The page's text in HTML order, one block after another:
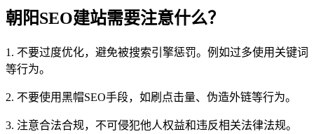
朝阳SEO建站需要注意什么？
1. 不要过度优化，避免被搜索引擎惩罚。例如过多使用关键词
等行为。
2. 不要使用黑帽SEO手段，如刷点击量、伪造外链等行为。
3. 注意合法合规，不可侵犯他人权益和违反相关法律法规。